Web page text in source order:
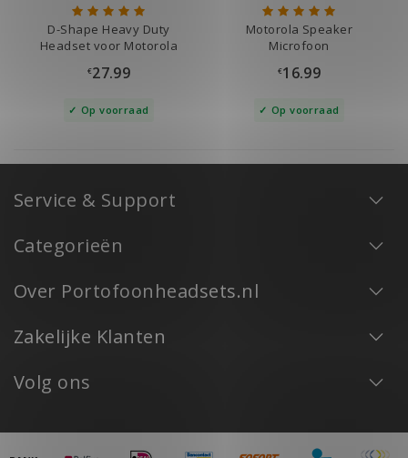
D-Shape Heavy Duty
Headset voor Motorola
€27.99
Op voorraad
Motorola Speaker
Microfoon
€16.99
Op voorraad
Service & Support
Categorieën
Over Portofoonheadsets.nl
Zakelijke Klanten
Volg ons